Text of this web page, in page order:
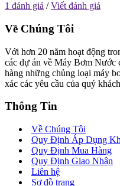
1 đánh giá /Viết đánh giá
Về Chúng Tôi
Với hơn 20 năm hoạt động
các dự án về Máy Bơm Nước
hàng những chủng loại máy
xác các yêu cầu của quý
Thông Tin
Về Chúng Tôi
Quy Định Áp Dụng
Quy Định Mua Hàng
Quy Định Giao Nhận
Liên hệ
Sơ đồ trang